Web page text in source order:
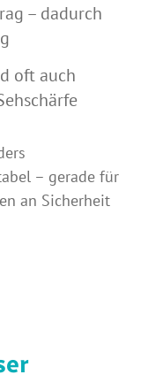
– dadurch
oft auch
– gerade für
an Sicherheit